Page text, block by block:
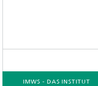
IMWS - DAS INSTITUT